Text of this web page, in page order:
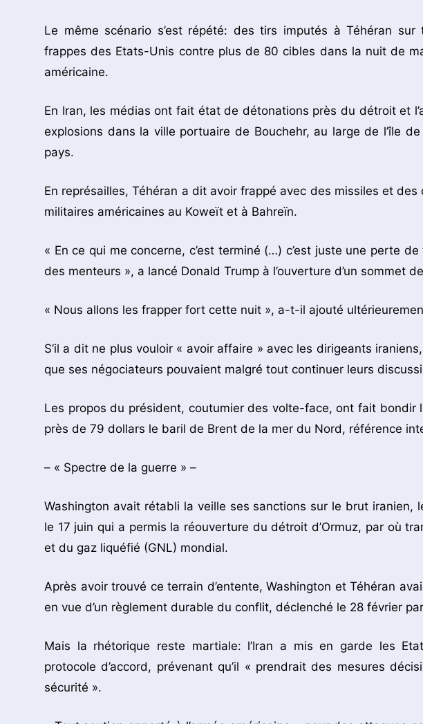
Le même scénario s’est répété: des tirs imputés à Téhéran
frappes des Etats-Unis contre plus de 80 cibles dans la nuit de
américaine.
En Iran, les médias ont fait état de détonations près du détroit et
explosions dans la ville portuaire de Bouchehr, au large de l’île
pays.
En représailles, Téhéran a dit avoir frappé avec des missiles et
militaires américaines au Koweït et à Bahreïn.
« En ce qui me concerne, c’est terminé (…) c’est juste une perte
des menteurs », a lancé Donald Trump à l’ouverture d’un sommet
« Nous allons les frapper fort cette nuit », a-t-il ajouté
S’il a dit ne plus vouloir « avoir affaire » avec les dirigeants
que ses négociateurs pouvaient malgré tout continuer leurs
Les propos du président, coutumier des volte-face, ont fait bondir
près de 79 dollars le baril de Brent de la mer du Nord, référence
– « Spectre de la guerre » –
Washington avait rétabli la veille ses sanctions sur le brut iranien,
le 17 juin qui a permis la réouverture du détroit d’Ormuz, par où
et du gaz liquéfié (GNL) mondial.
Après avoir trouvé ce terrain d’entente, Washington et Téhéran
en vue d’un règlement durable du conflit, déclenché le 28 février
Mais la rhétorique reste martiale: l’Iran a mis en garde les
protocole d’accord, prévenant qu’il « prendrait des mesures
sécurité ».